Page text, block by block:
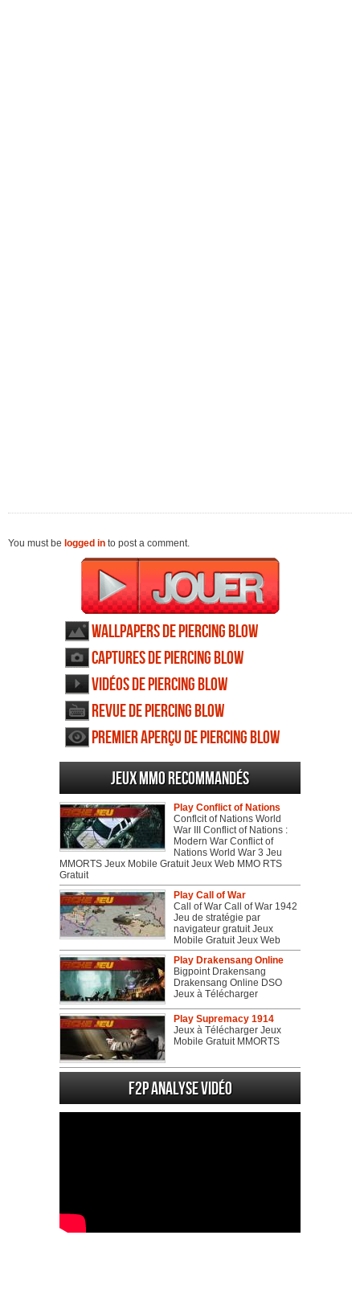
You must be logged in to post a comment.
Wallpapers de Piercing Blow
Captures de Piercing Blow
Vidéos de Piercing Blow
Revue de Piercing Blow
Premier aperçu de Piercing Blow
Jeux MMO recommandés
Play Conflict of Nations
Conflcit of Nations World
War III Conflict of Nations :
Modern War Conflict of
Nations World War 3 Jeu
MMORTS Jeux Mobile Gratuit Jeux Web MMO RTS
Gratuit
Play Call of War
Call of War Call of War 1942
Jeu de stratégie par
navigateur gratuit Jeux
Mobile Gratuit Jeux Web
Play Drakensang Online
Bigpoint Drakensang
Drakensang Online DSO
Jeux à Télécharger
Play Supremacy 1914
Jeux à Télécharger Jeux
Mobile Gratuit MMORTS
F2P Analyse vidéo